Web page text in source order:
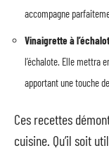
accompagne
Vinaigrette à
l’échalote. Elle mettra
apportant une touche
Ces recettes
cuisine. Qu’il soit